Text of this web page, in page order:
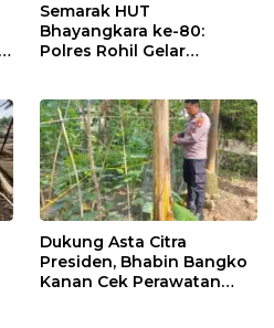
Semarak HUT
Bhayangkara ke-80:
Polres Rohil Gelar
Dukung Asta Citra
Presiden, Bhabin Bangko
Kanan Cek Perawatan